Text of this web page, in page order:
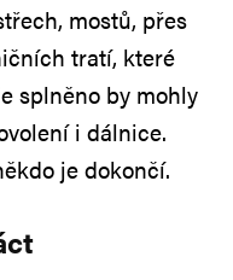
mostů, přes
tratí, které
splněno by mohly
i dálnice.
je dokončí.